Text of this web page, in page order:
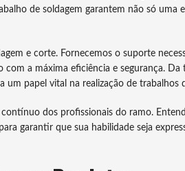
de soldagem garantem não só uma
e corte. Fornecemos o suporte
a máxima eficiência e segurança.
um papel vital na realização de trabalhos
dos profissionais do ramo.
garantir que sua habilidade seja